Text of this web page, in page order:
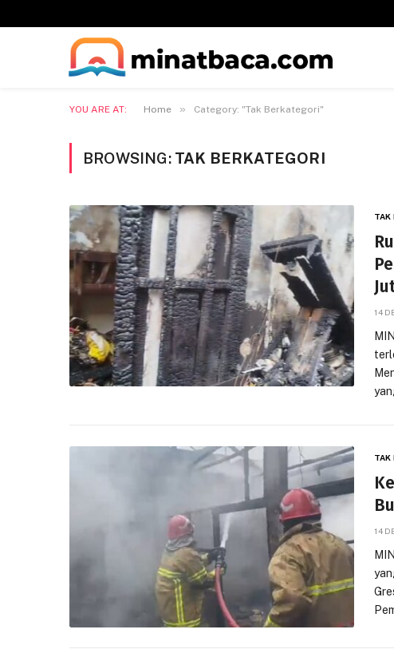
YOU ARE AT: Home » Category: "Tak Berkategori"
BROWSING: TAK BERKATEGORI
TAK
14
TAK
14